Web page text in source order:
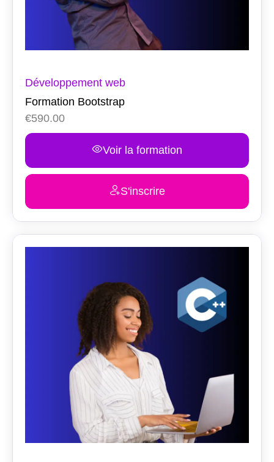
Développement web
Formation Bootstrap
€590.00
Voir la formation
S'inscrire